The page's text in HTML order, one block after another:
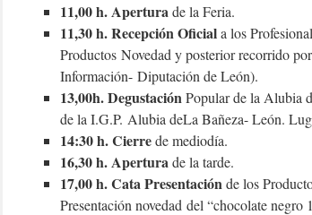
11,00 h. Aperturade la Feria.
11,30 h. Recepción Oficiala los
Productos Novedad y posterior recorrido
Información- Diputación de León).
13,00h. DegustaciónPopular de la Alubia
de la I.G.P. Alubia deLa Bañeza- León.
14:30 h. Cierrede mediodía.
16,30 h. Aperturade la tarde.
17,00 h. Cata Presentaciónde los
Presentación novedad del “chocolate negro